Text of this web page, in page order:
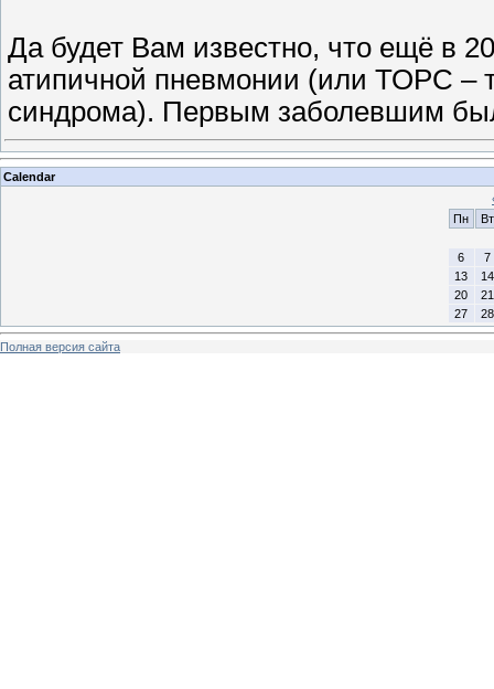
Да будет Вам известно, что ещё в
атипичной пневмонии (или ТОРС –
синдрома). Первым заболевшим
Calendar
Пн
Вт
6
7
13
14
20
21
27
28
Полная версия сайта